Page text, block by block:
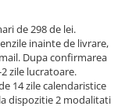
de 298 de lei.
inainte de livrare,
Dupa confirmarea
zile lucratoare.
14 zile calendaristice
dispozitie 2 modalitati